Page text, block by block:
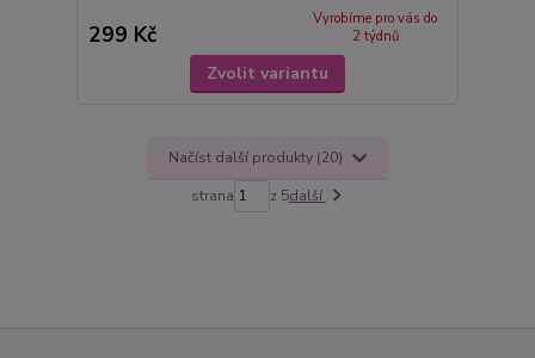
299 Kč
Vyrobíme pro vás do
2 týdnů
Zvolit variantu
Načíst další produkty (20)
strana z 5další